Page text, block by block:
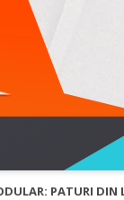
PATURI DIN